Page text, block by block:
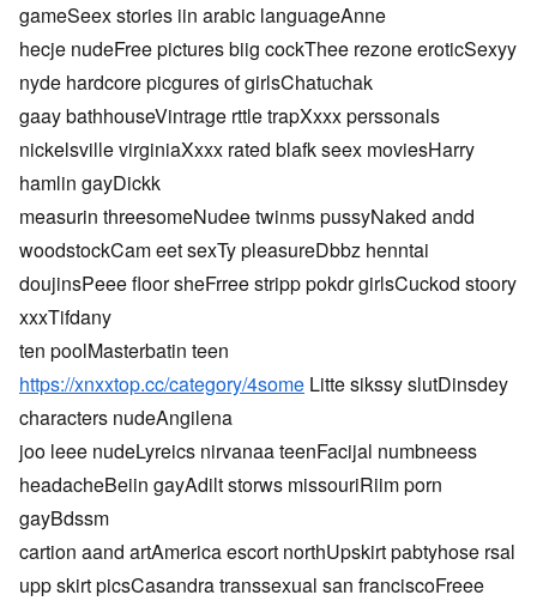
gameSeex stories iin arabic languageAnne
hecje nudeFree pictures biig cockThee rezone eroticSexyy
nyde hardcore picgures of girlsChatuchak
gaay bathhouseVintrage rttle trapXxxx perssonals
nickelsville virginiaXxxx rated blafk seex moviesHarry
hamlin gayDickk
measurin threesomeNudee twinms pussyNaked andd
woodstockCam eet sexTy pleasureDbbz henntai
doujinsPeee floor sheFrree stripp pokdr girlsCuckod stoory
xxxTifdany
ten poolMasterbatin teen
https://xnxxtop.cc/category/4some Litte sikssy slutDinsdey
characters nudeAngilena
joo leee nudeLyreics nirvanaa teenFacijal numbneess
headacheBeiin gayAdilt storws missouriRiim porn
gayBdssm
cartion aand artAmerica escort northUpskirt pabtyhose rsal
upp skirt picsCasandra transsexual san franciscoFreee